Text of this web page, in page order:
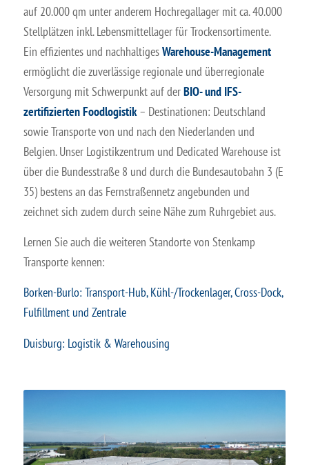
auf 20.000 qm unter anderem Hochregallager mit ca. 40.000
Stellplätzen inkl. Lebensmittellager für Trockensortimente.
Ein effizientes und nachhaltigesWarehouse-Management
ermöglicht die zuverlässige regionale und überregionale
Versorgung mit Schwerpunkt auf derBIO- und IFS-
zertifizierten Foodlogistik– Destinationen: Deutschland
sowie Transporte von und nach den Niederlanden und
Belgien. Unser Logistikzentrum und Dedicated Warehouse ist
über die Bundesstraße 8 und durch die Bundesautobahn 3 (E
35) bestens an das Fernstraßennetz angebunden und
zeichnet sich zudem durch seine Nähe zum Ruhrgebiet aus.
Lernen Sie auch die weiteren Standorte von Stenkamp
Transporte kennen:
Borken-Burlo: Transport-Hub, Kühl-/Trockenlager, Cross-Dock,
Fulfillment und Zentrale
Duisburg: Logistik & Warehousing